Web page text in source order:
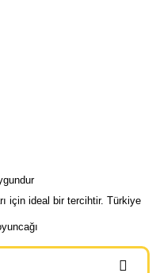
için ideal bir tercihtir. Türkiye